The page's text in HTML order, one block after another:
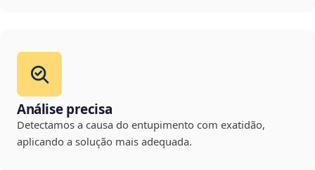
Análise precisa
Detectamos a causa do entupimento com exatidão,
aplicando a solução mais adequada.